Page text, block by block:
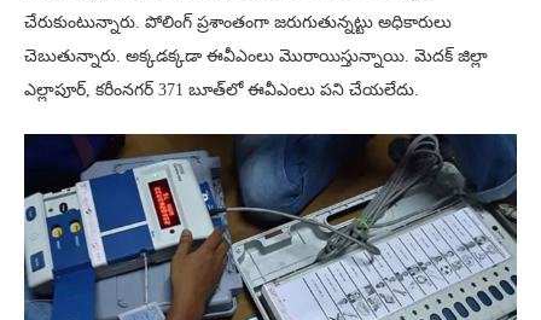
చేరుకుంటున్నారు. పోలింగ్ ప్రశాంతంగా జరుగుతున్నట్టు అధికారులు
చెబుతున్నారు. అక్కడక్కడా ఈవీఎంలు మొరాయిస్తున్నాయి. మెదక్ జిల్లా
ఎల్లాపూర్, కరీంనగర్ 371 బూత్‌లో ఈవీఎంలు పని చేయలేదు.